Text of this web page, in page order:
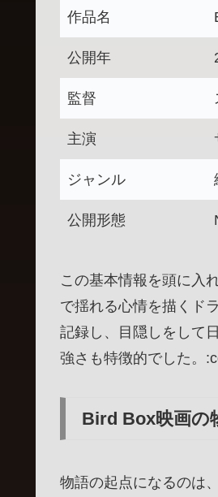
作品名
公開年
監督
主演
ジャンル
公開形態
この基本情報を頭に入
で揺れる心情を描くド
記録し、目隠しをして
強さも特徴的でした。
Bird Box映画の
物語の起点になるのは